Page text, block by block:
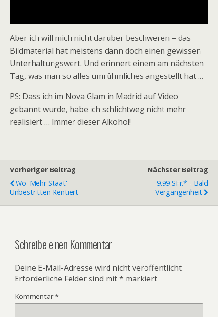
Aber ich will mich nicht darüber beschweren – das
Bildmaterial hat meistens dann doch einen gewissen
Unterhaltungswert. Und erinnert einem am nächsten
Tag, was man so alles umrühmliches angestellt hat …
PS: Dass ich im Nova Glam in Madrid auf Video
gebannt wurde, habe ich schlichtweg nicht mehr
realisiert … Immer dieser Alkohol!
Vorheriger Beitrag
Wo 'mehr Staat'
Unbestritten Rentiert
Nächster Beitrag
9.99 SFr.* - Bald
Vergangenheit
Schreibe einen Kommentar
Deine E-Mail-Adresse wird nicht veröffentlicht.
Erforderliche Felder sind mit* markiert
Kommentar*